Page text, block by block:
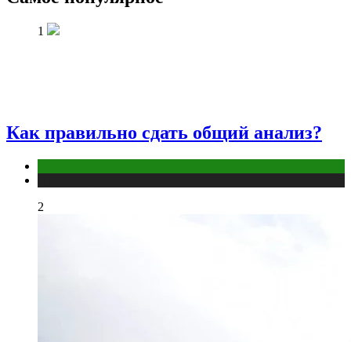
1
Как правильно сдать общий анализ?
2